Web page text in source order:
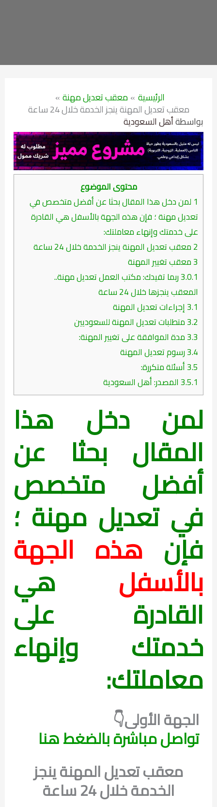
الرئيسية معقب تعديل مهنة
معقب تعديل المهنة ينجز الخدمة خلال 24 ساعة
بواسطةأهل السعودية
محتوى الموضوع
1 لمن دخل هذا المقال بحثا عن أفضل متخصص في
تعديل مهنة ؛ فإن هذه الجهة بالأسفل هي القادرة
على خدمتك وإنهاء معاملتك:
2معقب تعديل المهنة ينجز الخدمة خلال 24 ساعة
3معقب تغيير المهنة
3.0.1ربما تفيدك: مكتب العمل تعديل مهنة..
المعقب ينجزها خلال 24 ساعة
3.1إجراءات تعديل المهنة
3.2متطلبات تعديل المهنة للسعوديين
3.3مدة الموافقة على تغيير المهنة:
3.4رسوم تعديل المهنة
3.5أسئلة متكررة:
3.5.1 المصدر: أهل السعودية
لمن دخل هذا
المقال بحثا عن
أفضل متخصص
في تعديل مهنة ؛
فإن هذه الجهة
بالأسفل هي
القادرة على
خدمتك وإنهاء
معاملتك:
الجهة الأولى👇
تواصل مباشرة بالضغط هنا
معقب تعديل المهنة ينجز
الخدمة خلال 24 ساعة